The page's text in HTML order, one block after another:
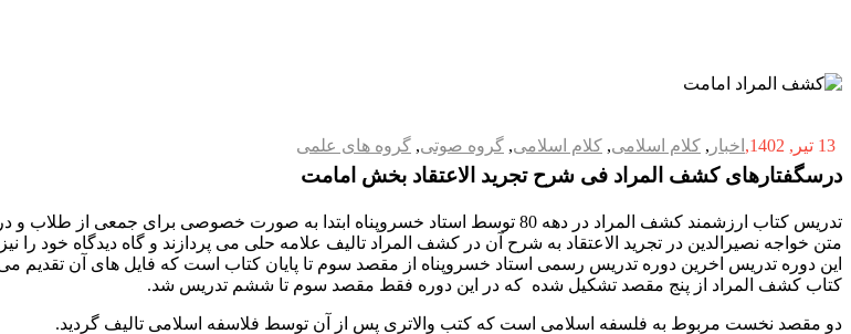
13 تیر, 1402 اخبار , کلام اسلامی, کلام اسلامی, گروه صوتی, گروه های علمی
درسگفتارهای کشف المراد فی شرح تجرید الاعتقاد بخش امامت
تدریس کتاب ارزشمند کشف المراد در دهه 80 توسط استاد خسروپناه ابتدا به صورت
متن خواجه نصیرالدین در تجرید الاعتقاد به شرح آن در کشف المراد تالیف علامه حلی می پردازند و گاه دیدگاه خود را نیز
این دوره تدریس اخرین دوره تدریس رسمی استاد خسروپناه از مقصد سوم تا پایان کتاب است که فایل های آن تقدیم
کتاب کشف المراد از پنج مقصد تشکیل شده که در این دوره فقط مقصد سوم تا ششم تدریس شد.
دو مقصد نخست مربوط به فلسفه اسلامی است که کتب والاتری پس از آن توسط فلاسفه اسلامی تالیف گردید.